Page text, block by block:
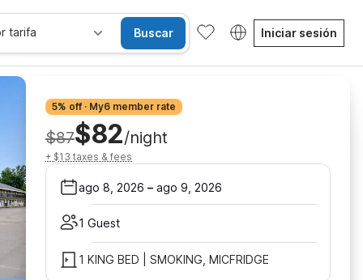
tarifa Buscar Iniciar sesión
5% off · My6 member rate
$87$82/night
+ $13 taxes & fees
ago 8, 2026 – ago 9, 2026
1 Guest
1 KING BED | SMOKING, MICFRIDGE